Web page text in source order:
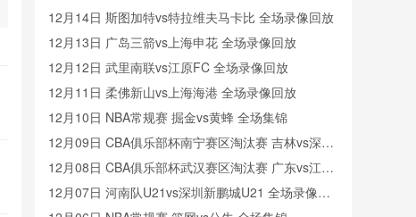
12月14日 斯图加特vs特拉维夫马卡比 全场录像回放
12月13日 广岛三箭vs上海申花 全场录像回放
12月12日 武里南联vs江原FC 全场录像回放
12月11日 柔佛新山vs上海海港 全场录像回放
12月10日 NBA常规赛 掘金vs黄蜂 全场集锦
12月09日 CBA俱乐部杯南宁赛区淘汰赛 吉林vs深圳
全场录像回放
12月08日 CBA俱乐部杯武汉赛区淘汰赛 广东vs江苏
全场录像回放
12月07日 河南队U21vs深圳新鹏城U21 全场录像回